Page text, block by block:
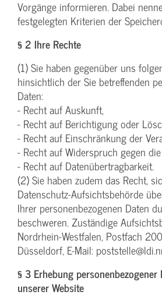
Vorgänge informieren. Dabei
festgelegten Kriterien der
§ 2 Ihre Rechte
(1) Sie haben gegenüber uns
hinsichtlich der Sie betreffenden
Daten:
- Recht auf Auskunft,
- Recht auf Berichtigung oder
- Recht auf Einschränkung der
- Recht auf Widerspruch gegen
- Recht auf Datenübertragbarkeit.
(2) Sie haben zudem das Recht,
Datenschutz-Aufsichtsbehörde
Ihrer personenbezogenen Daten
beschweren. Zuständige
Nordrhein-Westfalen, Postfach
Düsseldorf, E-Mail:
§ 3 Erhebung personenbezogener
unserer Website